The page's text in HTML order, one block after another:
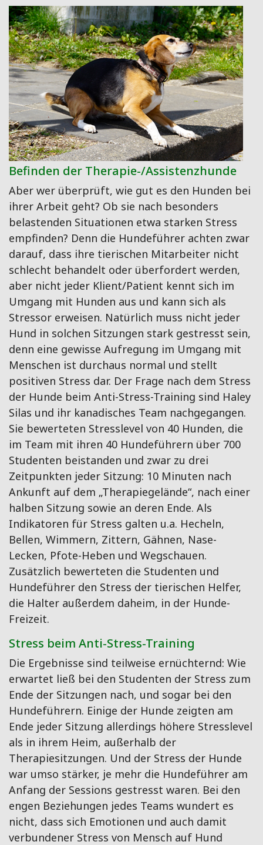
Befinden der Therapie-/Assistenzhunde
Aber wer überprüft, wie gut es den Hunden bei
ihrer Arbeit geht? Ob sie nach besonders
belastenden Situationen etwa starken Stress
empfinden? Denn die Hundeführer achten zwar
darauf, dass ihre tierischen Mitarbeiter nicht
schlecht behandelt oder überfordert werden,
aber nicht jeder Klient/Patient kennt sich im
Umgang mit Hunden aus und kann sich als
Stressor erweisen. Natürlich muss nicht jeder
Hund in solchen Sitzungen stark gestresst sein,
denn eine gewisse Aufregung im Umgang mit
Menschen ist durchaus normal und stellt
positiven Stress dar. Der Frage nach dem Stress
der Hunde beim Anti-Stress-Training sind Haley
Silas und ihr kanadisches Team nachgegangen.
Sie bewerteten Stresslevel von 40 Hunden, die
im Team mit ihren 40 Hundeführern über 700
Studenten beistanden und zwar zu drei
Zeitpunkten jeder Sitzung: 10 Minuten nach
Ankunft auf dem „Therapiegelände“, nach einer
halben Sitzung sowie an deren Ende. Als
Indikatoren für Stress galten u.a. Hecheln,
Bellen, Wimmern, Zittern, Gähnen, Nase-
Lecken, Pfote-Heben und Wegschauen.
Zusätzlich bewerteten die Studenten und
Hundeführer den Stress der tierischen Helfer,
die Halter außerdem daheim, in der Hunde-
Freizeit.
Stress beim Anti-Stress-Training
Die Ergebnisse sind teilweise ernüchternd: Wie
erwartet ließ bei den Studenten der Stress zum
Ende der Sitzungen nach, und sogar bei den
Hundeführern. Einige der Hunde zeigten am
Ende jeder Sitzung allerdings höhere Stresslevel
als in ihrem Heim, außerhalb der
Therapiesitzungen. Und der Stress der Hunde
war umso stärker, je mehr die Hundeführer am
Anfang der Sessions gestresst waren. Bei den
engen Beziehungen jedes Teams wundert es
nicht, dass sich Emotionen und auch damit
verbundener Stress von Mensch auf Hund